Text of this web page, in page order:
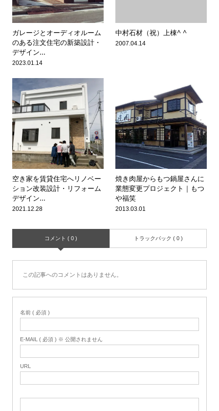
ガレージとオーディオルーム
のある注文住宅の新築設計・
デザイン...
2023.01.14
中村石材（祝）上棟^ ^
2007.04.14
空き家を賃貸住宅へリノベー
ション改装設計・リフォーム
デザイン...
2021.12.28
焼き肉屋からもつ鍋屋さんに
業態変更プロジェクト｜もつ
や福笑
2013.03.01
コメント ( 0 ) トラックバック ( 0 )
この記事へのコメントはありません。
名前 ( 必須 )
E-MAIL ( 必須 ) ※ 公開されません
URL